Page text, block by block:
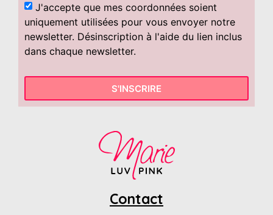
J'accepte que mes coordonnées soient
uniquement utilisées pour vous envoyer notre
newsletter. Désinscription à l'aide du lien inclus
dans chaque newsletter.
S'INSCRIRE
Contact